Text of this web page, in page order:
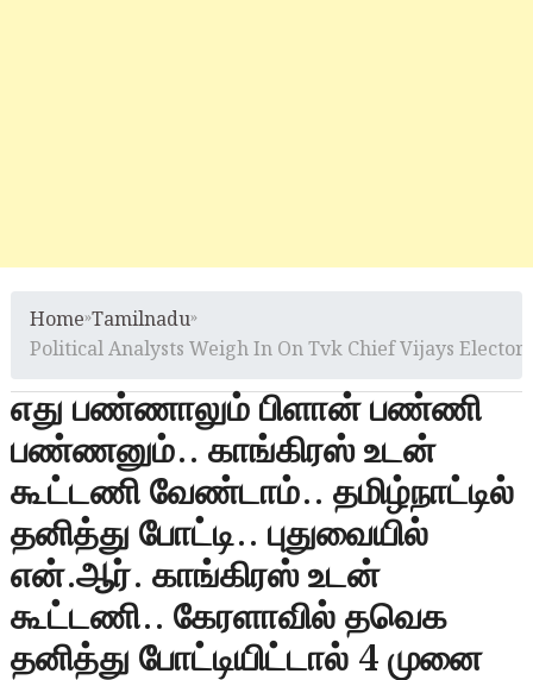
Home»Tamilnadu»
Political Analysts Weigh In On Tvk Chief Vijays
எது பண்ணாலும் பிளான் பண்ணி
பண்ணனும்.. காங்கிரஸ் உடன்
கூட்டணி வேண்டாம்.. தமிழ்நாட்டில்
தனித்து போட்டி.. புதுவையில்
என்.ஆர். காங்கிரஸ் உடன்
கூட்டணி.. கேரளாவில் தவெக
தனித்து போட்டியிட்டால் 4 முனை